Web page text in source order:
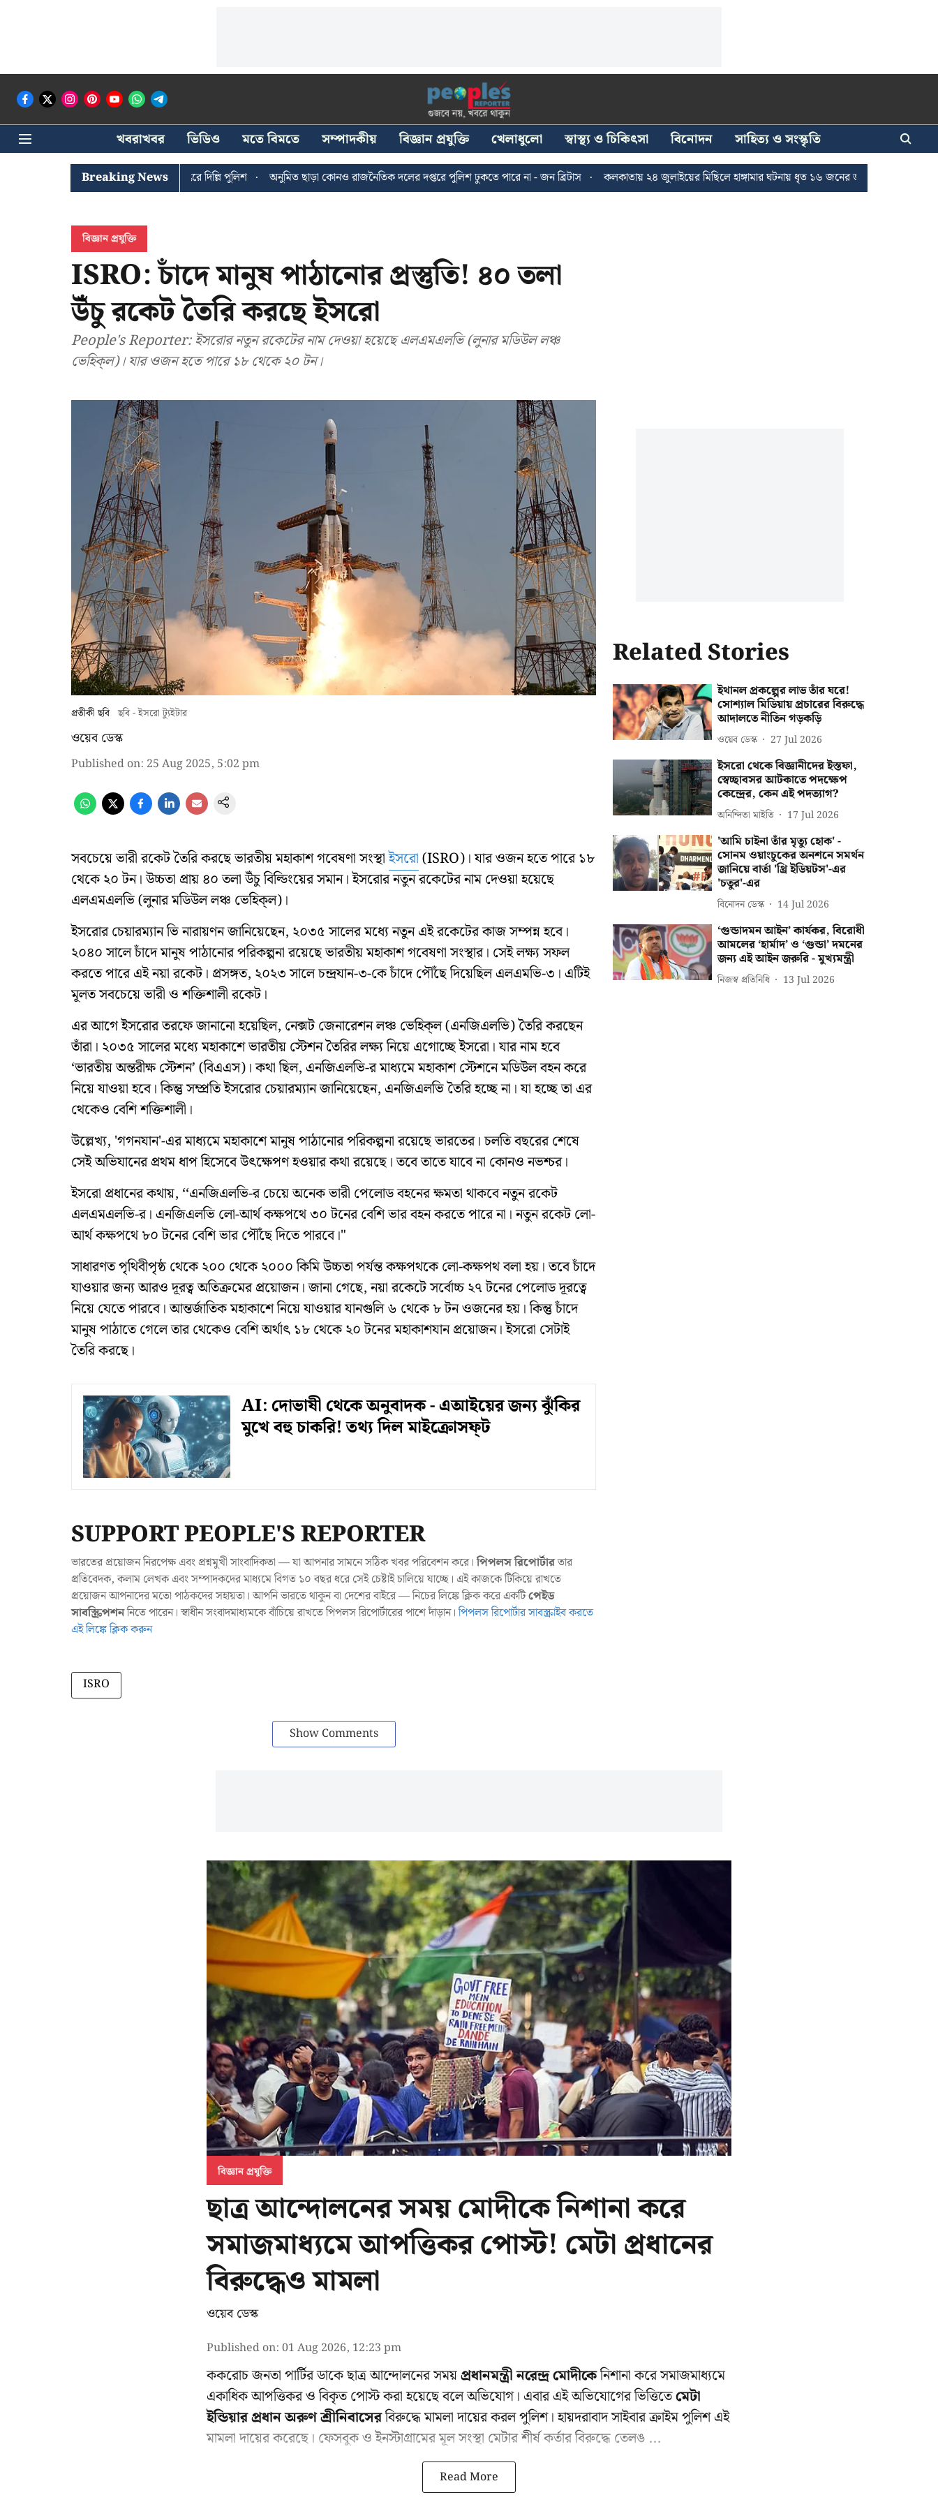
খবরাখবর ভিডিও মতে বিমতে সম্পাদকীয় বিজ্ঞান প্রযুক্তি খেলাধুলো স্বাস্থ্য ও চিকিৎসা বিনোদন সাহিত্য ও সংস্কৃতি
Breaking News
খোঁজে সিপিআইএম সদর দপ্তরে দিল্লি পুলিশ অনুমিত ছাড়া কোনও রাজনৈতিক দলের দপ্তরে পুলিশ ঢুকতে পারে না - জন ব্রিটাস কলকাতায় ২৪ জুলাইয়ের মিছিলে হাঙ্গামার ঘটনায় ধৃত ১৬ জনের জামিন দুর্নীতি দমনে রাজ্যে
বিজ্ঞান প্রযুক্তি
ISRO: চাঁদে মানুষ পাঠানোর প্রস্তুতি! ৪০ তলা
উঁচু রকেট তৈরি করছে ইসরো
People's Reporter: ইসরোর নতুন রকেটের নাম দেওয়া হয়েছে এলএমএলভি (লুনার মডিউল লঞ্চ
ভেহিক্‌ল)। যার ওজন হতে পারে ১৮ থেকে ২০ টন।
প্রতীকী ছবি ছবি - ইসরো ট্যুইটার
ওয়েব ডেস্ক
Published on: 25 Aug 2025, 5:02 pm
সবচেয়ে ভারী রকেট তৈরি করছে ভারতীয় মহাকাশ গবেষণা সংস্থাইসরো(ISRO)। যার ওজন হতে পারে ১৮
থেকে ২০ টন। উচ্চতা প্রায় ৪০ তলা উঁচু বিল্ডিংয়ের সমান। ইসরোর নতুন রকেটের নাম দেওয়া হয়েছে
এলএমএলভি (লুনার মডিউল লঞ্চ ভেহিক্‌ল)।
ইসরোর চেয়ারম্যান ভি নারায়ণন জানিয়েছেন, ২০৩৫ সালের মধ্যে নতুন এই রকেটের কাজ সম্পন্ন হবে।
২০৪০ সালে চাঁদে মানুষ পাঠানোর পরিকল্পনা রয়েছে ভারতীয় মহাকাশ গবেষণা সংস্থার। সেই লক্ষ্য সফল
করতে পারে এই নয়া রকেট। প্রসঙ্গত, ২০২৩ সালে চন্দ্রযান-৩-কে চাঁদে পৌঁছে দিয়েছিল এলএমভি-৩। এটিই
মূলত সবচেয়ে ভারী ও শক্তিশালী রকেট।
এর আগে ইসরোর তরফে জানানো হয়েছিল, নেক্সট জেনারেশন লঞ্চ ভেহিক্‌ল (এনজিএলভি) তৈরি করছেন
তাঁরা। ২০৩৫ সালের মধ্যে মহাকাশে ভারতীয় স্টেশন তৈরির লক্ষ্য নিয়ে এগোচ্ছে ইসরো। যার নাম হবে
‘ভারতীয় অন্তরীক্ষ স্টেশন’ (বিএএস)। কথা ছিল, এনজিএলভি-র মাধ্যমে মহাকাশ স্টেশনে মডিউল বহন করে
নিয়ে যাওয়া হবে। কিন্তু সম্প্রতি ইসরোর চেয়ারম্যান জানিয়েছেন, এনজিএলভি তৈরি হচ্ছে না। যা হচ্ছে তা এর
থেকেও বেশি শক্তিশালী।
উল্লেখ্য, 'গগনযান'-এর মাধ্যমে মহাকাশে মানুষ পাঠানোর পরিকল্পনা রয়েছে ভারতের। চলতি বছরের শেষে
সেই অভিযানের প্রথম ধাপ হিসেবে উৎক্ষেপণ হওয়ার কথা রয়েছে। তবে তাতে যাবে না কোনও নভশ্চর।
ইসরো প্রধানের কথায়, ‘‘এনজিএলভি-র চেয়ে অনেক ভারী পেলোড বহনের ক্ষমতা থাকবে নতুন রকেট
এলএমএলভি-র। এনজিএলভি লো-আর্থ কক্ষপথে ৩০ টনের বেশি ভার বহন করতে পারে না। নতুন রকেট লো-
আর্থ কক্ষপথে ৮০ টনের বেশি ভার পৌঁছে দিতে পারবে।"
সাধারণত পৃথিবীপৃষ্ঠ থেকে ২০০ থেকে ২০০০ কিমি উচ্চতা পর্যন্ত কক্ষপথকে লো-কক্ষপথ বলা হয়। তবে চাঁদে
যাওয়ার জন্য আরও দূরত্ব অতিক্রমের প্রয়োজন। জানা গেছে, নয়া রকেটে সর্বোচ্চ ২৭ টনের পেলোড দূরত্বে
নিয়ে যেতে পারবে। আন্তর্জাতিক মহাকাশে নিয়ে যাওয়ার যানগুলি ৬ থেকে ৮ টন ওজনের হয়। কিন্তু চাঁদে
মানুষ পাঠাতে গেলে তার থেকেও বেশি অর্থাৎ ১৮ থেকে ২০ টনের মহাকাশযান প্রয়োজন। ইসরো সেটাই
তৈরি করছে।
AI: দোভাষী থেকে অনুবাদক - এআইয়ের জন্য ঝুঁকির
মুখে বহু চাকরি! তথ্য দিল মাইক্রোসফ্‌ট
SUPPORT PEOPLE'S REPORTER
ভারতের প্রয়োজন নিরপেক্ষ এবং প্রশ্নমুখী সাংবাদিকতা — যা আপনার সামনে সঠিক খবর পরিবেশন করে।পিপলস রিপোর্টারতার
প্রতিবেদক, কলাম লেখক এবং সম্পাদকদের মাধ্যমে বিগত ১০ বছর ধরে সেই চেষ্টাই চালিয়ে যাচ্ছে। এই কাজকে টিকিয়ে রাখতে
প্রয়োজন আপনাদের মতো পাঠকদের সহায়তা। আপনি ভারতে থাকুন বা দেশের বাইরে — নিচের লিঙ্কে ক্লিক করে একটিপেইড
সাবস্ক্রিপশননিতে পারেন। স্বাধীন সংবাদমাধ্যমকে বাঁচিয়ে রাখতে পিপলস রিপোর্টারের পাশে দাঁড়ান।পিপলস রিপোর্টার সাবস্ক্রাইব করতে
এই লিঙ্কে ক্লিক করুন
ISRO
Show Comments
Related Stories
ইথানল প্রকল্পের লাভ তাঁর ঘরে!
সোশ্যাল মিডিয়ায় প্রচারের বিরুদ্ধে
আদালতে নীতিন গড়কড়ি
ওয়েব ডেস্ক 27 Jul 2026
ইসরো থেকে বিজ্ঞানীদের ইস্তফা,
স্বেচ্ছাবসর আটকাতে পদক্ষেপ
কেন্দ্রের, কেন এই পদত্যাগ?
অনিন্দিতা মাইতি 17 Jul 2026
'আমি চাইনা তাঁর মৃত্যু হোক' -
সোনম ওয়াংচুকের অনশনে সমর্থন
জানিয়ে বার্তা 'থ্রি ইডিয়টস'-এর
'চতুর'-এর
বিনোদন ডেস্ক 14 Jul 2026
‘গুন্ডাদমন আইন’ কার্যকর, বিরোধী
আমলের ‘হার্মাদ’ ও ‘গুন্ডা’ দমনের
জন্য এই আইন জরুরি - মুখ্যমন্ত্রী
নিজস্ব প্রতিনিধি 13 Jul 2026
বিজ্ঞান প্রযুক্তি
ছাত্র আন্দোলনের সময় মোদীকে নিশানা করে
সমাজমাধ্যমে আপত্তিকর পোস্ট! মেটা প্রধানের
বিরুদ্ধেও মামলা
ওয়েব ডেস্ক
Published on: 01 Aug 2026, 12:23 pm
ককরোচ জনতা পার্টির ডাকে ছাত্র আন্দোলনের সময়প্রধানমন্ত্রী নরেন্দ্র মোদীকেনিশানা করে সমাজমাধ্যমে
একাধিক আপত্তিকর ও বিকৃত পোস্ট করা হয়েছে বলে অভিযোগ। এবার এই অভিযোগের ভিত্তিতেমেটা
ইন্ডিয়ার প্রধান অরুণ শ্রীনিবাসেরবিরুদ্ধে মামলা দায়ের করল পুলিশ। হায়দরাবাদ সাইবার ক্রাইম পুলিশ এই
মামলা দায়ের করেছে। ফেসবুক ও ইনস্টাগ্রামের মূল সংস্থা মেটার শীর্ষ কর্তার বিরুদ্ধে তেলঙ ...
Read More